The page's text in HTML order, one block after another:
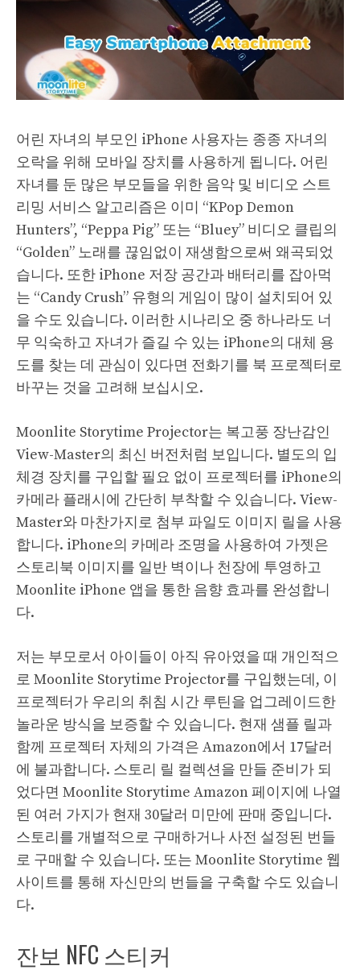
어린 자녀의 부모인 iPhone 사용자는 종종 자녀의
오락을 위해 모바일 장치를 사용하게 됩니다. 어린
자녀를 둔 많은 부모들을 위한 음악 및 비디오 스트
리밍 서비스 알고리즘은 이미 “KPop Demon
Hunters”, “Peppa Pig” 또는 “Bluey” 비디오 클립의
“Golden” 노래를 끊임없이 재생함으로써 왜곡되었
습니다. 또한 iPhone 저장 공간과 배터리를 잡아먹
는 “Candy Crush” 유형의 게임이 많이 설치되어 있
을 수도 있습니다. 이러한 시나리오 중 하나라도 너
무 익숙하고 자녀가 즐길 수 있는 iPhone의 대체 용
도를 찾는 데 관심이 있다면 전화기를 북 프로젝터로
바꾸는 것을 고려해 보십시오.
Moonlite Storytime Projector는 복고풍 장난감인
View-Master의 최신 버전처럼 보입니다. 별도의 입
체경 장치를 구입할 필요 없이 프로젝터를 iPhone의
카메라 플래시에 간단히 부착할 수 있습니다. View-
Master와 마찬가지로 첨부 파일도 이미지 릴을 사용
합니다. iPhone의 카메라 조명을 사용하여 가젯은
스토리북 이미지를 일반 벽이나 천장에 투영하고
Moonlite iPhone 앱을 통한 음향 효과를 완성합니
다.
저는 부모로서 아이들이 아직 유아였을 때 개인적으
로 Moonlite Storytime Projector를 구입했는데, 이
프로젝터가 우리의 취침 시간 루틴을 업그레이드한
놀라운 방식을 보증할 수 있습니다. 현재 샘플 릴과
함께 프로젝터 자체의 가격은 Amazon에서 17달러
에 불과합니다. 스토리 릴 컬렉션을 만들 준비가 되
었다면 Moonlite Storytime Amazon 페이지에 나열
된 여러 가지가 현재 30달러 미만에 판매 중입니다.
스토리를 개별적으로 구매하거나 사전 설정된 번들
로 구매할 수 있습니다. 또는 Moonlite Storytime 웹
사이트를 통해 자신만의 번들을 구축할 수도 있습니
다.
잔보 NFC 스티커